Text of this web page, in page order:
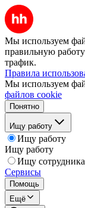
Мы используем
правильную
трафик.
Правила
Мы используем
файлов cookie
Понятно
Ищу работу
Ищу работу
Ищу работу
Ищу сотрудника
Сервисы
Помощь
Ещё